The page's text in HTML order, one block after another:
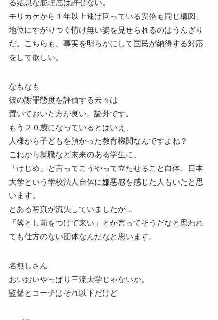
る姑息な屁理屈は許せない。
モリカケから１年以上逃げ回っている安倍も同じ構図、
地位にすがりつく情け無い姿を見せられるのはうんざり
だ。こちらも、事実を明らかにして国民が納得する対応
をして欲しい。
なもなも
彼の謝罪態度を評価する云々は
置いておいた方が良い。論外です。
もう２０歳になっているとはいえ、
人様から子どもを預かった教育機関なんですよね？
これから就職など未来のある学生に、
「けじめ」と言ってこうやって立たせること自体、日本
大学という学校法人自体に嫌悪感を感じた人もいたと思
います。
とある写真が流失していましたが…
「落とし前をつけて来い」とか言ってそうだなと思われ
ても仕方のない団体なんだなと思います。
名無しさん
おいおいやっぱり三流大学じゃないか。
監督とコーチはそれ以下だけど